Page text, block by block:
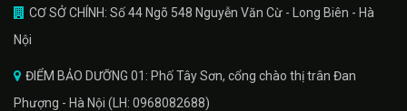
CƠ SỞ CHÍNH: Số 44 Ngõ 548 Nguyễn Văn Cừ - Long Biên - Hà
Nội
ĐIỂM BẢO DƯỠNG 01: Phố Tây Sơn, cổng chào thị trân Đan
Phượng - Hà Nội (LH: 0968082688)